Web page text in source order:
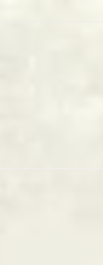
THANKS các